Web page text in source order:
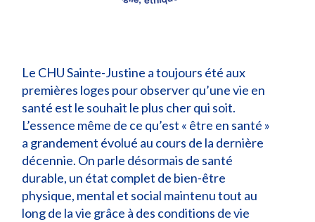
Le CHU Sainte-Justine a toujours été aux
premières loges pour observer qu’une vie en
santé est le souhait le plus cher qui soit.
L’essence même de ce qu’est « être en santé »
a grandement évolué au cours de la dernière
décennie. On parle désormais de santé
durable, un état complet de bien-être
physique, mental et social maintenu tout au
long de la vie grâce à des conditions de vie